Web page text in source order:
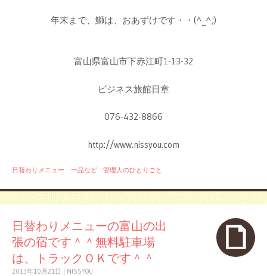
年末まで、鰤は、おあずけです・・(^_^;)
富山県富山市下赤江町1-13-32
ビジネス旅館日章
076-432-8866
http://www.nissyou.com
日替わりメニュー 一品など 管理人のひとりごと
日替わりメニューの富山の出
張の宿です＾＾無料駐車場
は、トラックＯＫです＾＾
2013年10月21日 NISSYOU